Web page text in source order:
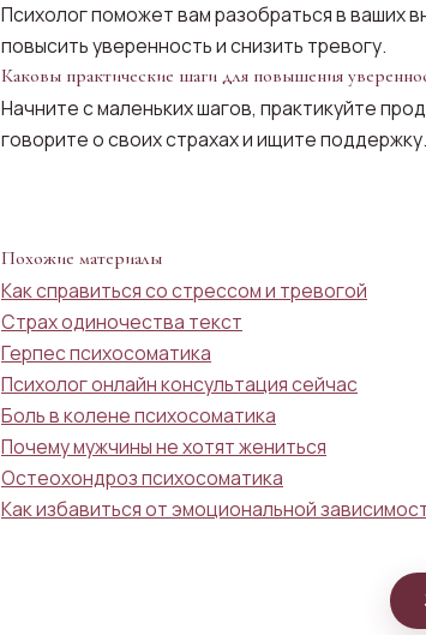
Психолог поможет вам разобраться в ваших
повысить уверенность и снизить тревогу.
Каковы практические шаги для повышения
Начните с маленьких шагов, практикуйте
говорите о своих страхах и ищите поддержку.
Похожие материалы
Как справиться со стрессом и тревогой
Страх одиночества текст
Герпес психосоматика
Психолог онлайн консультация сейчас
Боль в колене психосоматика
Почему мужчины не хотят жениться
Остеохондроз психосоматика
Как избавиться от эмоциональной